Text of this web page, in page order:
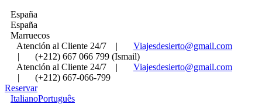
España
España
Marruecos
Atención al Cliente 24/7
|
Viajesdesierto@gmail.com
|
(+212) 667 066 799 (Ismail)
Atención al Cliente 24/7
|
Viajesdesierto@gmail.com
|
(+212) 667-066-799
Reservar
ItalianoPortuguês